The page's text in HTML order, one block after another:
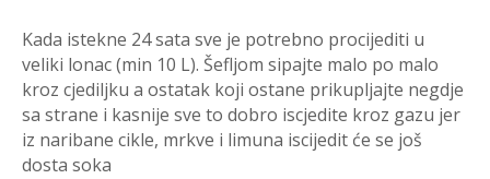
Kada istekne 24 sata sve je potrebno procijediti u
veliki lonac (min 10 L). Šefljom sipajte malo po malo
kroz cjediljku a ostatak koji ostane prikupljajte negdje
sa strane i kasnije sve to dobro iscjedite kroz gazu jer
iz naribane cikle, mrkve i limuna iscijedit će se još
dosta soka